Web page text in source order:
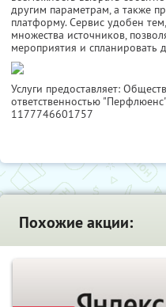
другим параметрам, а также
платформу. Сервис удобен
множества источников,
мероприятия и спланировать
Услуги предоставляет:
ответственностью
1177746601757
Похожие акции: